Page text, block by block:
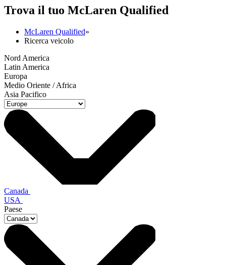
Trova il tuo McLaren Qualified
McLaren Qualified»
Ricerca veicolo
Nord America
Latin America
Europa
Medio Oriente / Africa
Asia Pacifico
Canada
USA
Paese